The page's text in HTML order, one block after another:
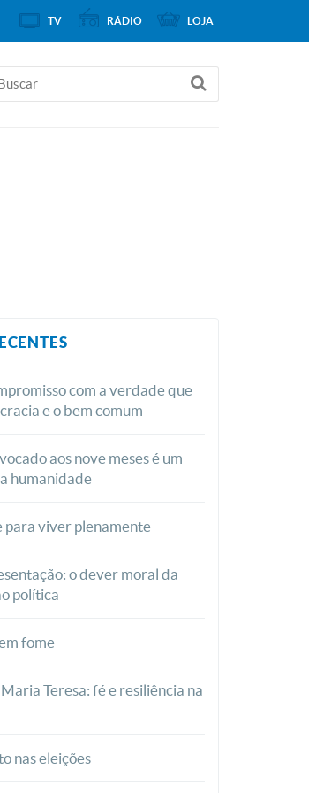
com a verdade que
e o bem comum
aos nove meses é um
humanidade
para viver plenamente
o dever moral da
política
fome
Teresa: fé e resiliência na
nas eleições
TV RÁDIO LOJA